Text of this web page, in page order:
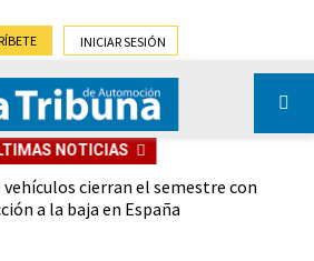
INICIAR SESIÓN
NOTICIAS
vehículos cierran el semestre con
a la baja en España